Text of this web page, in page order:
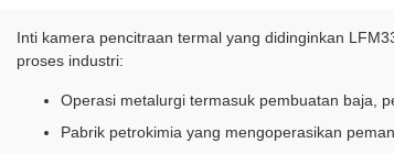
Inti kamera pencitraan termal yang didinginkan
proses industri:
Operasi metalurgi termasuk pembuatan baja,
Pabrik petrokimia yang mengoperasikan